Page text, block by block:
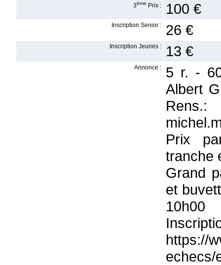
3ème Prix : 100 €
Inscription Senior : 26 €
Inscription Jeunes : 13 €
Annonce :
5 r. -
Albert
Prix
tranche
Grand
et
10h00
https://
echecs/